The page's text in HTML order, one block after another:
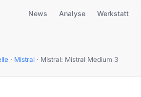
News Analyse Werkstatt
· Mistral · Mistral: Mistral Medium 3